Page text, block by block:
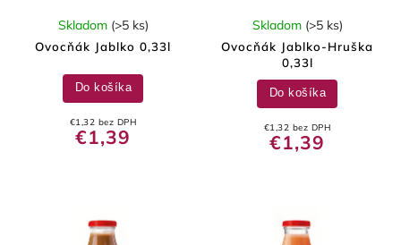
Ovocňák Jablko 0,33l
Skladom (>5 ks)
€1,32 bez DPH
€1,39
Do košíka
Ovocňák Jablko-Hruška
0,33l
Skladom (>5 ks)
€1,32 bez DPH
€1,39
Do košíka